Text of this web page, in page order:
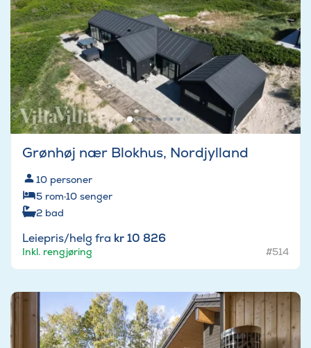
Grønhøj nær Blokhus, Nordjylland
10 personer
5 rom·10 senger
2 bad
Leiepris/helg fra kr 10 826
Inkl. rengjøring #514